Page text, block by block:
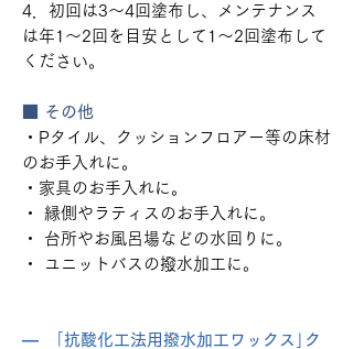
4．初回は3～4回塗布し、メンテナンス
は年1～2回を目安として1～2回塗布して
ください。
■ その他
・Pタイル、クッションフロアー等の床材
のお手入れに。
・家具のお手入れに。
・ 縁側やラティスのお手入れに。
・ 台所やお風呂場などの水回りに。
・ ユニットバスの撥水加工に。
― ｢抗酸化工法用撥水加工ワックス｣ク